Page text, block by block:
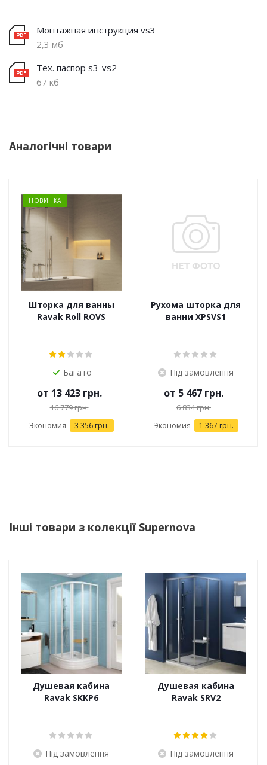
Монтажная инструкция vs3
2,3 мб
Тех. паспор s3-vs2
67 кб
Аналогічні товари
НОВИНКА
Шторка для ванны
Ravak Roll ROVS
Багато
от 13 423 грн.
16 779 грн.
Экономия 3 356 грн.
Рухома шторка для
ванни XPSVS1
Під замовлення
от 5 467 грн.
6 834 грн.
Экономия 1 367 грн.
Інші товари з колекції Supernova
Душевая кабина
Ravak SKKP6
Під замовлення
Душевая кабина
Ravak SRV2
Під замовлення